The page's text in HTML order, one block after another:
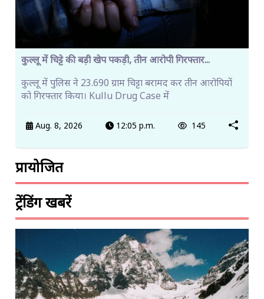
कुल्लू में चिट्टे की बड़ी खेप पकड़ी, तीन आरोपी गिरफ्तार...
कुल्लू में पुलिस ने 23.690 ग्राम चिट्टा बरामद कर तीन आरोपियों
को गिरफ्तार किया। Kullu Drug Case में
Aug. 8, 2026 12:05 p.m. 145
प्रायोजित
ट्रेंडिंग खबरें